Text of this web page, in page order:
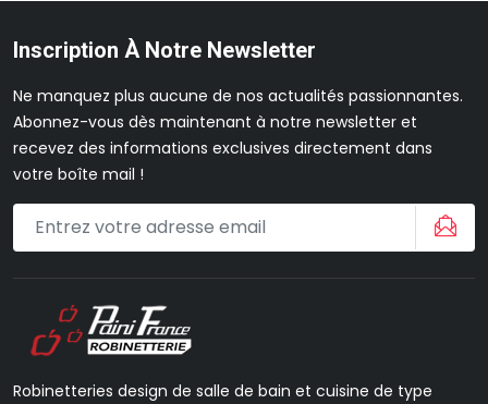
Inscription À Notre Newsletter
Ne manquez plus aucune de nos actualités passionnantes.
Abonnez-vous dès maintenant à notre newsletter et
recevez des informations exclusives directement dans
votre boîte mail !
Robinetteries design de salle de bain et cuisine de type